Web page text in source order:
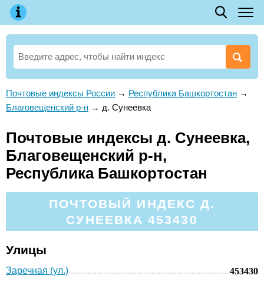
Почтовые индексы России → Республика Башкортостан →
Благовещенский р-н → д. Сунеевка
Почтовые индексы д. Сунеевка,
Благовещенский р-н,
Республика Башкортостан
ПОЧТОВЫЙ ИНДЕКС Д.
СУНЕЕВКА 453430
Улицы
Заречная (ул.) 453430